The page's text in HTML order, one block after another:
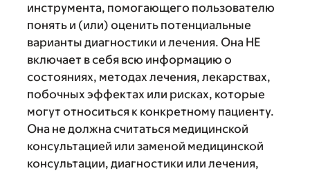
инструмента, помогающего пользователю
понять и (или) оценить потенциальные
варианты диагностики и лечения. Она НЕ
включает в себя всю информацию о
состояниях, методах лечения, лекарствах,
побочных эффектах или рисках, которые
могут относиться к конкретному пациенту.
Она не должна считаться медицинской
консультацией или заменой медицинской
консультации, диагностики или лечения,